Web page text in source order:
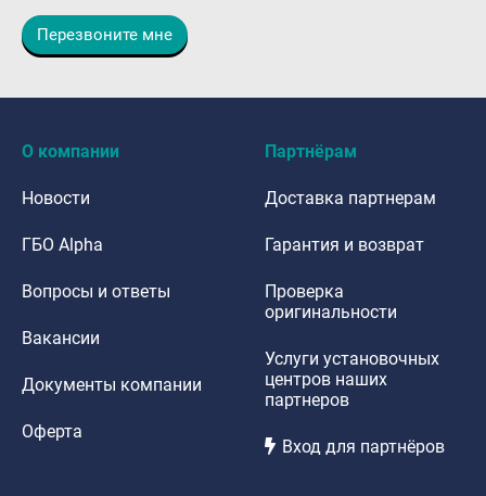
Оставить отзыв
Подпишитесь на нашу рассылку:
Email
Подписаться
Перезвоните мне
О компании
Новости
ГБО Alpha
Вопросы и ответы
Вакансии
Документы компании
Оферта
Партнёрам
Доставка партнерам
Гарантия и возврат
Проверка
оригинальности
Услуги установочных
центров наших
партнеров
Вход для партнёров